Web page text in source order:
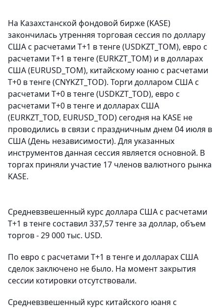
На Казахстанской фондовой бирже (KASE)
закончилась утренняя торговая сессия по доллару
США с расчетами Т+1 в тенге (USDKZT_TOM), евро с
расчетами T+1 в тенге (EURKZT_TOM) и в долларах
США (EURUSD_TOM), китайскому юаню с расчетами
T+0 в тенге (CNYKZT_TOD). Торги долларом США с
расчетами Т+0 в тенге (USDKZT_TOD), евро с
расчетами T+0 в тенге и долларах США
(EURKZT_TOD, EURUSD_TOD) сегодня на KASE не
проводились в связи с праздничным днем 04 июля в
США (День независимости). Для указанных
инструментов данная сессия является основной. В
торгах приняли участие 17 членов валютного рынка
KASE.
Средневзвешенный курс доллара США с расчетами
T+1 в тенге составил 337,57 тенге за доллар, объем
торгов - 29 000 тыс. USD.
По евро с расчетами T+1 в тенге и долларах США
сделок заключено не было. На момент закрытия
сессии котировки отсутствовали.
Средневзвешенный курс китайского юаня с